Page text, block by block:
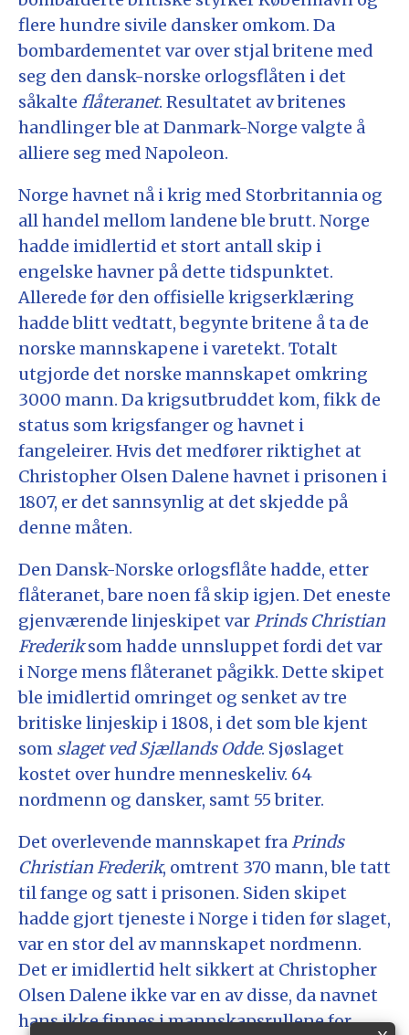
flere hundre sivile dansker omkom. Da
bombardementet var over stjal britene med
seg den dansk-norske orlogsflåten i det
såkalte flåteranet. Resultatet av britenes
handlinger ble at Danmark-Norge valgte å
alliere seg med Napoleon.
Norge havnet nå i krig med Storbritannia og
all handel mellom landene ble brutt. Norge
hadde imidlertid et stort antall skip i
engelske havner på dette tidspunktet.
Allerede før den offisielle krigserklæring
hadde blitt vedtatt, begynte britene å ta de
norske mannskapene i varetekt. Totalt
utgjorde det norske mannskapet omkring
3000 mann. Da krigsutbruddet kom, fikk de
status som krigsfanger og havnet i
fangeleirer. Hvis det medfører riktighet at
Christopher Olsen Dalene havnet i prisonen i
1807, er det sannsynlig at det skjedde på
denne måten.
Den Dansk-Norske orlogsflåte hadde, etter
flåteranet, bare noen få skip igjen. Det eneste
gjenværende linjeskipet varPrinds Christian
Frederiksom hadde unnsluppet fordi det var
i Norge mens flåteranet pågikk. Dette skipet
ble imidlertid omringet og senket av tre
britiske linjeskip i 1808, i det som ble kjent
som slaget ved Sjællands Odde. Sjøslaget
kostet over hundre menneskeliv. 64
nordmenn og dansker, samt 55 briter.
Det overlevende mannskapet fraPrinds
Christian Frederik, omtrent 370 mann, ble tatt
til fange og satt i prisonen. Siden skipet
hadde gjort tjeneste i Norge i tiden før slaget,
var en stor del av mannskapet nordmenn.
Det er imidlertid helt sikkert at Christopher
Olsen Dalene ikke var en av disse, da navnet
hans ikke finnes i mannskapsrullene for